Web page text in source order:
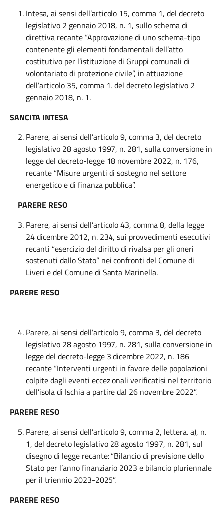
Intesa, ai sensi dell’articolo 15, comma 1, del decreto
legislativo 2 gennaio 2018, n. 1, sullo schema di
direttiva recante “Approvazione di uno schema-tipo
contenente gli elementi fondamentali dell’atto
costitutivo per l’istituzione di Gruppi comunali di
volontariato di protezione civile”, in attuazione
dell’articolo 35, comma 1, del decreto legislativo 2
gennaio 2018, n. 1.
SANCITA INTESA
Parere, ai sensi dell’articolo 9, comma 3, del decreto
legislativo 28 agosto 1997, n. 281, sulla conversione in
legge del decreto-legge 18 novembre 2022, n. 176,
recante “Misure urgenti di sostegno nel settore
energetico e di finanza pubblica”.
PARERE RESO
Parere, ai sensi dell’articolo 43, comma 8, della legge
24 dicembre 2012, n. 234, sui provvedimenti esecutivi
recanti “esercizio del diritto di rivalsa per gli oneri
sostenuti dallo Stato” nei confronti del Comune di
Liveri e del Comune di Santa Marinella.
PARERE RESO
Parere, ai sensi dell’articolo 9, comma 3, del decreto
legislativo 28 agosto 1997, n. 281, sulla conversione in
legge del decreto-legge 3 dicembre 2022, n. 186
recante “Interventi urgenti in favore delle popolazioni
colpite dagli eventi eccezionali verificatisi nel territorio
dell’isola di Ischia a partire dal 26 novembre 2022”.
PARERE RESO
Parere, ai sensi dell’articolo 9, comma 2, lettera. a), n.
1, del decreto legislativo 28 agosto 1997, n. 281, sul
disegno di legge recante: “Bilancio di previsione dello
Stato per l’anno finanziario 2023 e bilancio pluriennale
per il triennio 2023-2025”.
PARERE RESO